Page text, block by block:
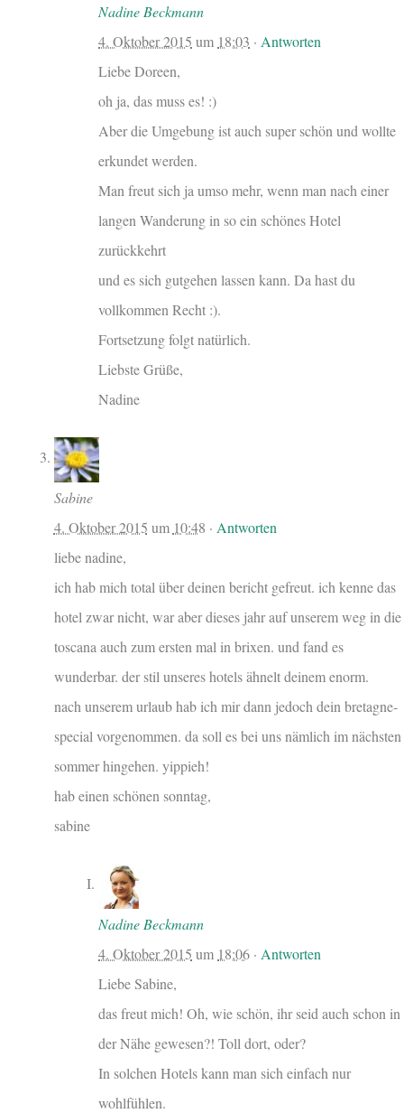
Nadine Beckmann
4. Oktober 2015 um 18:03 · Antworten
Liebe Doreen,
oh ja, das muss es! :)
Aber die Umgebung ist auch super schön und wollte
erkundet werden.
Man freut sich ja umso mehr, wenn man nach einer
langen Wanderung in so ein schönes Hotel
zurückkehrt
und es sich gutgehen lassen kann. Da hast du
vollkommen Recht :).
Fortsetzung folgt natürlich.
Liebste Grüße,
Nadine
Sabine
4. Oktober 2015 um 10:48 · Antworten
liebe nadine,
ich hab mich total über deinen bericht gefreut. ich kenne das
hotel zwar nicht, war aber dieses jahr auf unserem weg in die
toscana auch zum ersten mal in brixen. und fand es
wunderbar. der stil unseres hotels ähnelt deinem enorm.
nach unserem urlaub hab ich mir dann jedoch dein bretagne-
special vorgenommen. da soll es bei uns nämlich im nächsten
sommer hingehen. yippieh!
hab einen schönen sonntag,
sabine
Nadine Beckmann
4. Oktober 2015 um 18:06 · Antworten
Liebe Sabine,
das freut mich! Oh, wie schön, ihr seid auch schon in
der Nähe gewesen?! Toll dort, oder?
In solchen Hotels kann man sich einfach nur
wohlfühlen.